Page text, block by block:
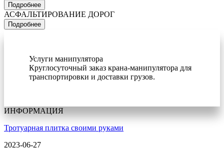
Подробнее
АСФАЛЬТИРОВАНИЕ ДОРОГ
Подробнее
Услуги манипулятора
Круглосуточный заказ крана-манипулятора для
транспортировки и доставки грузов.
ИНФОРМАЦИЯ
Тротуарная плитка своими руками
2023-06-27